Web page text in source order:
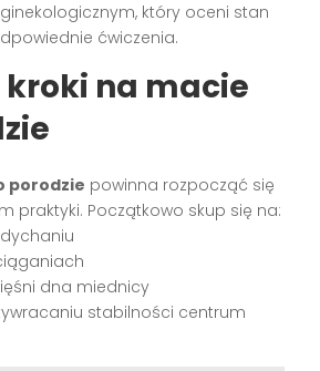
który oceni stan
ćwiczenia.
kroki na macie
porodzie powinna rozpocząć się
praktyki. Początkowo skup się na:
dna miednicy
stabilności centrum